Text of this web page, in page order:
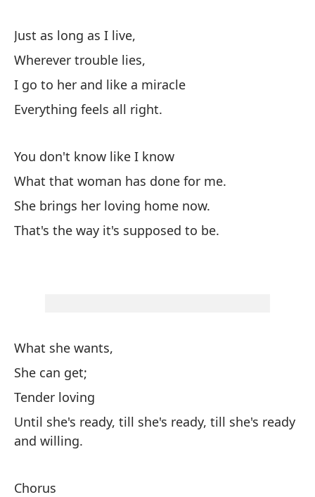
Just as long as I live,
Wherever trouble lies,
I go to her and like a miracle
Everything feels all right.
You don't know like I know
What that woman has done for me.
She brings her loving home now.
That's the way it's supposed to be.
What she wants,
She can get;
Tender loving
Until she's ready, till she's ready, till she's ready
and willing.
Chorus